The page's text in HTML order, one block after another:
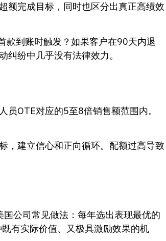
额完成目标，同时也区分出真正高绩效
款到账时触发？如果客户在90天内退
纷中几乎没有法律效力。
OTE对应的5至8倍销售额范围内。
，建立信心和正向循环。配额过高导致
公司常见做法：每年选出表现最优的
有实际价值、又极具激励效果的机